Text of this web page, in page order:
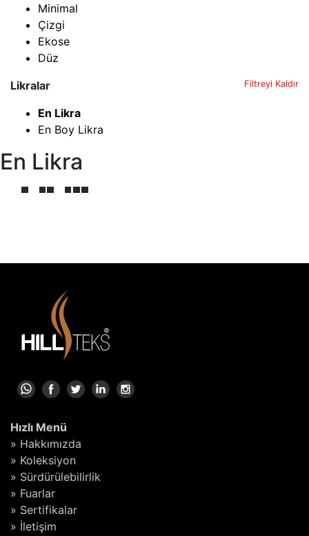
Minimal
Çizgi
Ekose
Düz
Likralar
Filtreyi Kaldır
En Likra
En Boy Likra
En Likra
Hızlı Menü
» Hakkımızda
» Koleksiyon
» Sürdürülebilirlik
» Fuarlar
» Sertifikalar
» İletişim